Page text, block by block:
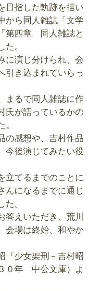
目指した軌跡を描い
から同人雑誌「文学
第四章 同人雑誌と
。
に演じ分けられ、会
引き込まれていらっ
まるで同人雑誌に作
氏が語っているかの
の感想や、吉村作品
今後演じてみたい役
立てるまでのことに
んになるまでに通じ
。
答えいただき、荒川
会場は終始、和やか
『少女架刑－吉村昭
０年 中公文庫）よ